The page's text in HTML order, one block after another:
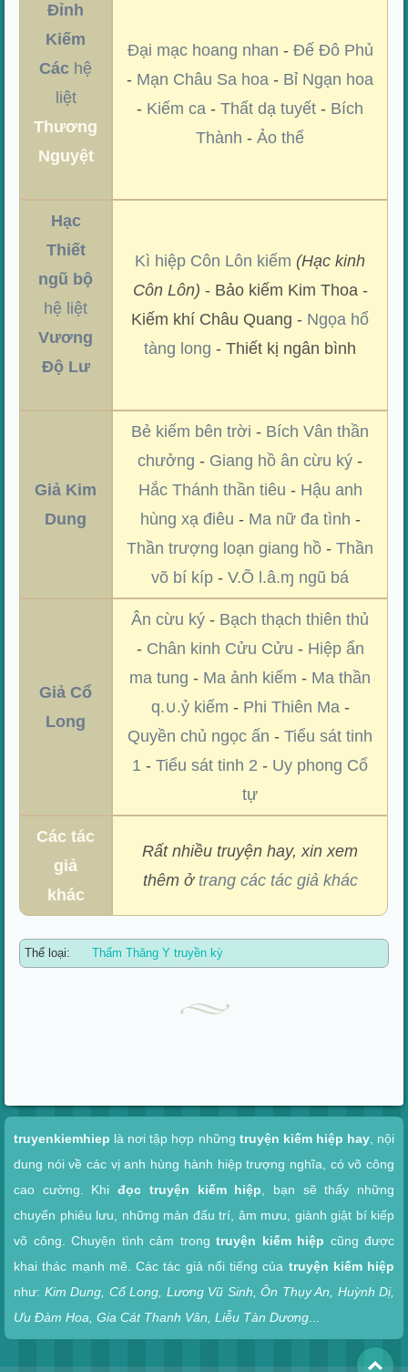
Đỉnh
Kiếm
Các hệ
liệt
Thương
Nguyệt
Đại mạc hoang nhan - Đế Đô Phủ
- Mạn Châu Sa hoa - Bỉ Ngạn hoa
- Kiếm ca -Thất dạ tuyết - Bích
Thành -Ảo thế
Hạc
Thiết
ngũ bộ
hệ liệt
Vương
Độ Lư
Kì hiệp Côn Lôn kiếm (Hạc kinh
Côn Lôn) - Bảo kiếm Kim Thoa -
Kiếm khí Châu Quang - Ngọa hổ
tàng long - Thiết kị ngân bình
Giả Kim
Dung
Bẻ kiếm bên trời - Bích Vân thần
chưởng - Giang hồ ân cừu ký -
Hắc Thánh thần tiêu - Hậu anh
hùng xạ điêu - Ma nữ đa tình -
Thần trượng loạn giang hồ -Thần
võ bí kíp -V.Õ l.â.ɱ ngũ bá
Giả Cổ
Long
Ân cừu ký - Bạch thạch thiên thủ
- Chân kinh Cửu Cửu - Hiệp ẩn
ma tung - Ma ảnh kiếm - Ma thần
q.∪.ỷ kiếm - Phi Thiên Ma-
Quyền chủ ngọc ấn -Tiểu sát tinh
1 -Tiểu sát tinh 2 - Uy phong Cổ
tự
Các tác
giả
khác
Rất nhiều truyện hay, xin xem
thêm ở trang các tác giả khác
Thể loại: Thẩm Thăng Y truyền kỳ
truyenkiemhiep là nơi tập hợp những truyện kiếm hiệp hay, nội
dung nói về các vị anh hùng hành hiệp trượng nghĩa, có võ công
cao cường. Khiđọc truyện kiếm hiệp , bạn sẽ thấy những
chuyến phiêu lưu, những màn đấu trí, âm mưu, giành giật bí kiếp
võ công. Chuyện tình cảm trong truyện kiếm hiệp cũng được
khai thác mạnh mẽ. Các tác giả nổi tiếng của truyện kiếm hiệp
như: Kim Dung, Cổ Long, Lương Vũ Sinh, Ôn Thụy An, Huỳnh Dị,
Ưu Đàm Hoa, Gia Cát Thanh Vân, Liễu Tàn Dương